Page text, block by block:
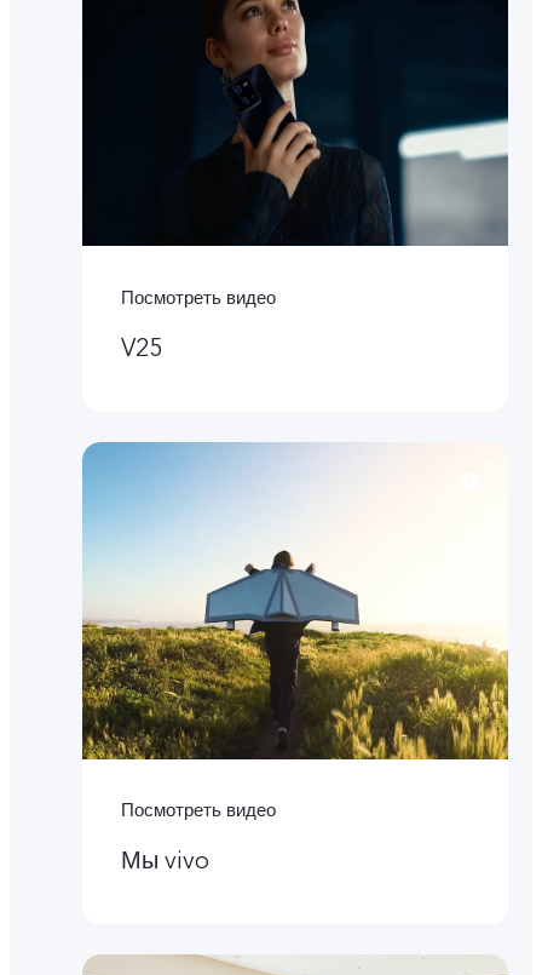
Посмотреть видео
V25
Посмотреть видео
Мы vivo